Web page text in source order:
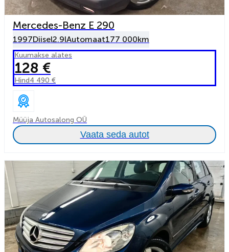
Mercedes-Benz E 290
1997Diisel2.9lAutomaat177 000km
Kuumakse alates
128 €
Hind4 490 €
Müüja Autosalong OÜ
Vaata seda autot